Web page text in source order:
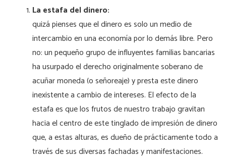
La estafa del dinero:
quizá pienses que el dinero es solo un medio de
intercambio en una economía por lo demás libre. Pero
no: un pequeño grupo de influyentes familias bancarias
ha usurpado el derecho originalmente soberano de
acuñar moneda (o señoreaje) y presta este dinero
inexistente a cambio de intereses. El efecto de la
estafa es que los frutos de nuestro trabajo gravitan
hacia el centro de este tinglado de impresión de dinero
que, a estas alturas, es dueño de prácticamente todo a
través de sus diversas fachadas y manifestaciones.